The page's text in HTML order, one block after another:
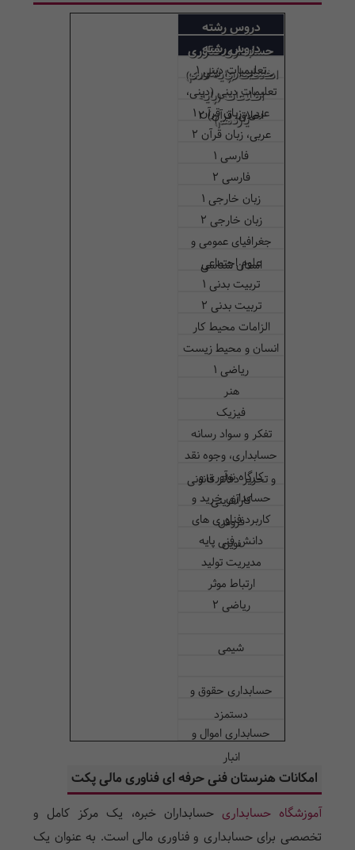
دروس رشته
حسابداری فناوری
اطلاعات (پایه دهم)
دروس رشته
حسابداری فناوری
اطلاعات (پایه
یازدهم)
تعلیمیات دینی 1
تعلیمات دینی (دینی،
اخلاق، قرآن) 2
عربی، زبان قرآن 1
عربی، زبان قرآن 2
فارسی 1
فارسی 2
زبان خارجی 1
زبان خارجی 2
جغرافیای عمومی و
استان شناسی
علوم اجتماعی
تربیت بدنی 1
تربیت بدنی 2
الزامات محیط کار
انسان و محیط‌ زیست
ریاضی 1
هنر
فیزیک
تفکر و سواد رسانه
حسابداری، وجوه نقد
و تحریر دفاتر قانونی
کارگاه نوآوری و
کارآفرینی
حسابداری خرید و
فروش
کاربرد فناوری های
نوین
دانش فنی پایه
مدیریت تولید
ارتباط موثر
ریاضی 2
شیمی
حسابداری حقوق و
دستمزد
حسابداری اموال و
انبار
امکانات هنرستان فنی حرفه ای فناوری مالی پکت
آموزشگاه حسابداری حسابداران خبره، یک مرکز کامل و
تخصصی برای حسابداری و فناوری مالی است. به عنوان یک